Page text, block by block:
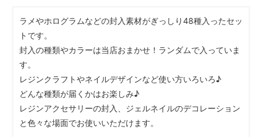
ラメやホログラムなどの封入素材がぎっしり48種入ったセッ
トです。
封入の種類やカラーは当店おまかせ！ランダムで入っていま
す。
レジンクラフトやネイルデザインなど使い方いろいろ♪
どんな種類が届くかはお楽しみ♪
レジンアクセサリーの封入、ジェルネイルのデコレーション
と色々な場面でお使いいただけます。